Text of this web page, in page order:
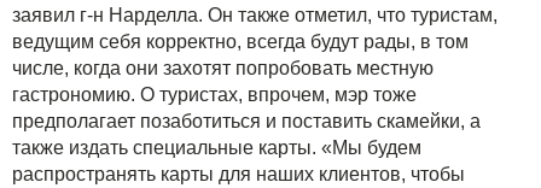
заявил г-н Нарделла. Он также отметил, что туристам,
ведущим себя корректно, всегда будут рады, в том
числе, когда они захотят попробовать местную
гастрономию. О туристах, впрочем, мэр тоже
предполагает позаботиться и поставить скамейки, а
также издать специальные карты. «Мы будем
распространять карты для наших клиентов, чтобы